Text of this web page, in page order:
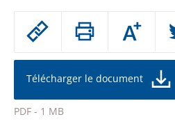
Passer
partage
de
l'article
pour
Augmenter
ou
la
de
police
Télécharger le document
PDF - 1 MB